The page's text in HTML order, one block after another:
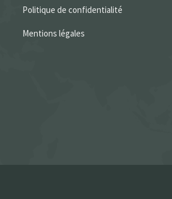
Politique de confidentialité
Mentions légales